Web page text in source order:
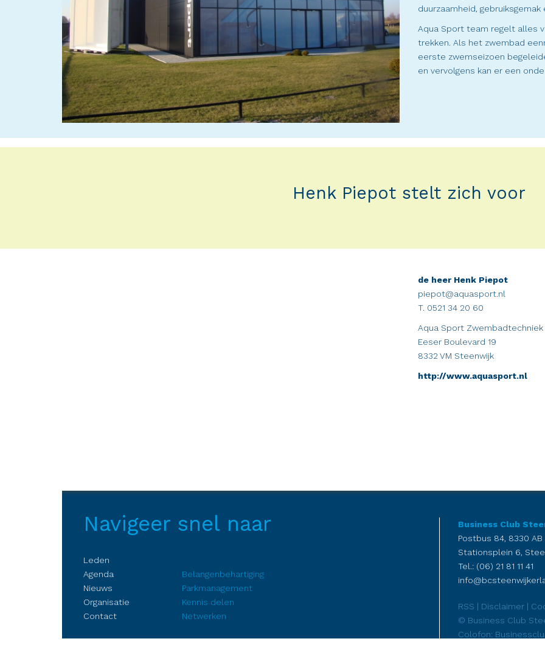
duurzaamheid,
Aqua Sport team regelt alles
trekken. Als het zwembad
eerste zwemseizoen
en vervolgens kan er een
Henk Piepot stelt zich voor
de heer Henk Piepot
piepot@aquasport.nl
T. 0521 34 20 60
Aqua Sport Zwembadtechniek
Eeser Boulevard 19
8332 VM Steenwijk
http://www.aquasport.nl
Navigeer snel naar
Leden
Agenda
Nieuws
Organisatie
Contact
Belangenbehartiging
Parkmanagement
Kennis delen
Netwerken
Business Club
Postbus 84, 8330
Stationsplein 6,
Tel.: (06) 21 81 11 41
RSS | Disclaimer |
© Business Club
Colofon: